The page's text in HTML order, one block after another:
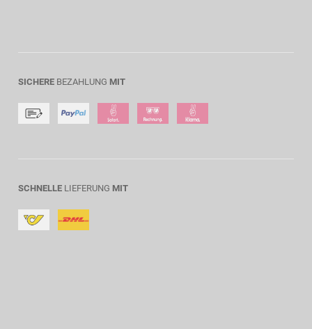
SICHERE BEZAHLUNG MIT
SCHNELLE LIEFERUNG MIT